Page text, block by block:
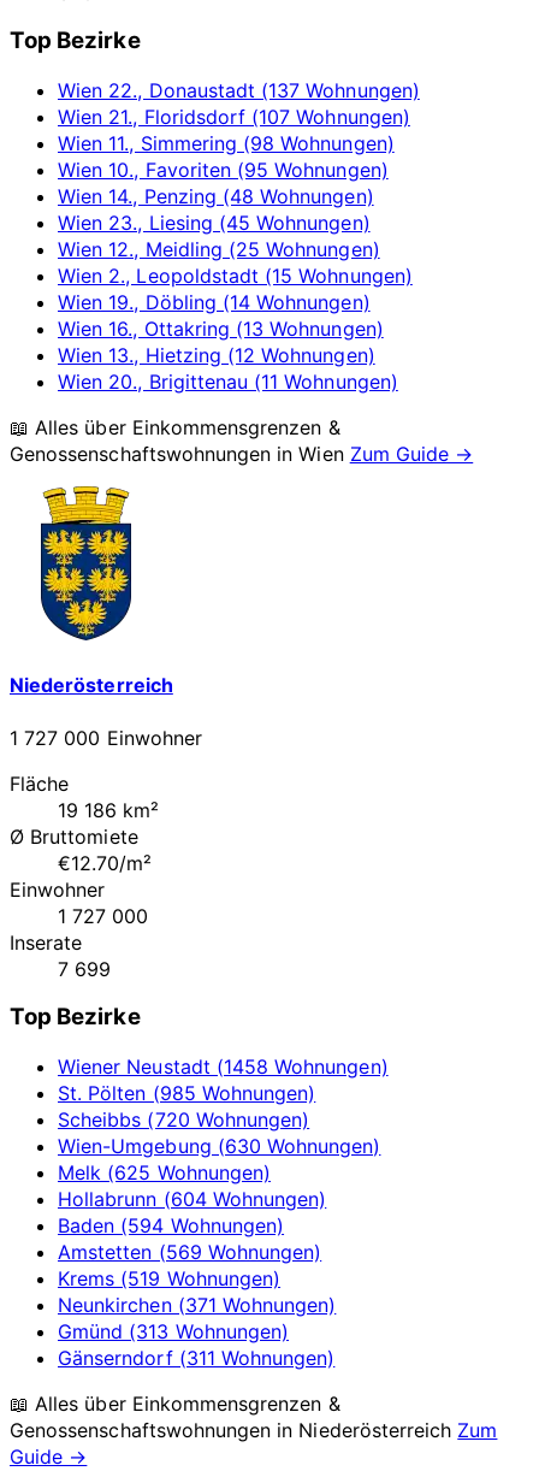
Top Bezirke
Wien 22., Donaustadt (137 Wohnungen)
Wien 21., Floridsdorf (107 Wohnungen)
Wien 11., Simmering (98 Wohnungen)
Wien 10., Favoriten (95 Wohnungen)
Wien 14., Penzing (48 Wohnungen)
Wien 23., Liesing (45 Wohnungen)
Wien 12., Meidling (25 Wohnungen)
Wien 2., Leopoldstadt (15 Wohnungen)
Wien 19., Döbling (14 Wohnungen)
Wien 16., Ottakring (13 Wohnungen)
Wien 13., Hietzing (12 Wohnungen)
Wien 20., Brigittenau (11 Wohnungen)
📖 Alles über Einkommensgrenzen &
Genossenschaftswohnungen inWien Zum Guide →
Niederösterreich
1 727 000 Einwohner
Fläche
19 186 km²
Ø Bruttomiete
€12.70/m²
Einwohner
1 727 000
Inserate
7 699
Top Bezirke
Wiener Neustadt (1458 Wohnungen)
St. Pölten (985 Wohnungen)
Scheibbs (720 Wohnungen)
Wien-Umgebung (630 Wohnungen)
Melk (625 Wohnungen)
Hollabrunn (604 Wohnungen)
Baden (594 Wohnungen)
Amstetten (569 Wohnungen)
Krems (519 Wohnungen)
Neunkirchen (371 Wohnungen)
Gmünd (313 Wohnungen)
Gänserndorf (311 Wohnungen)
📖 Alles über Einkommensgrenzen &
Genossenschaftswohnungen in Niederösterreich Zum
Guide →